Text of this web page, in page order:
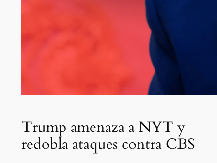
Trump amenaza a NYT y
redobla ataques contra CBS